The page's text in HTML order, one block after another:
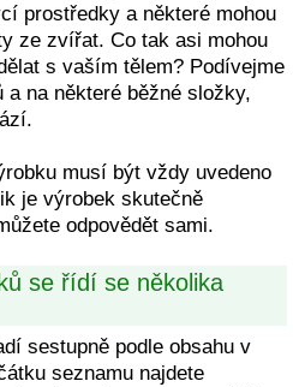
prostředky a některé mohou
ze zvířat. Co tak asi mohou
s vaším tělem? Podívejme
na některé běžné složky,
musí být vždy uvedeno
je výrobek skutečně
odpovědět sami.
se řídí se několika
sestupně podle obsahu v
seznamu najdete